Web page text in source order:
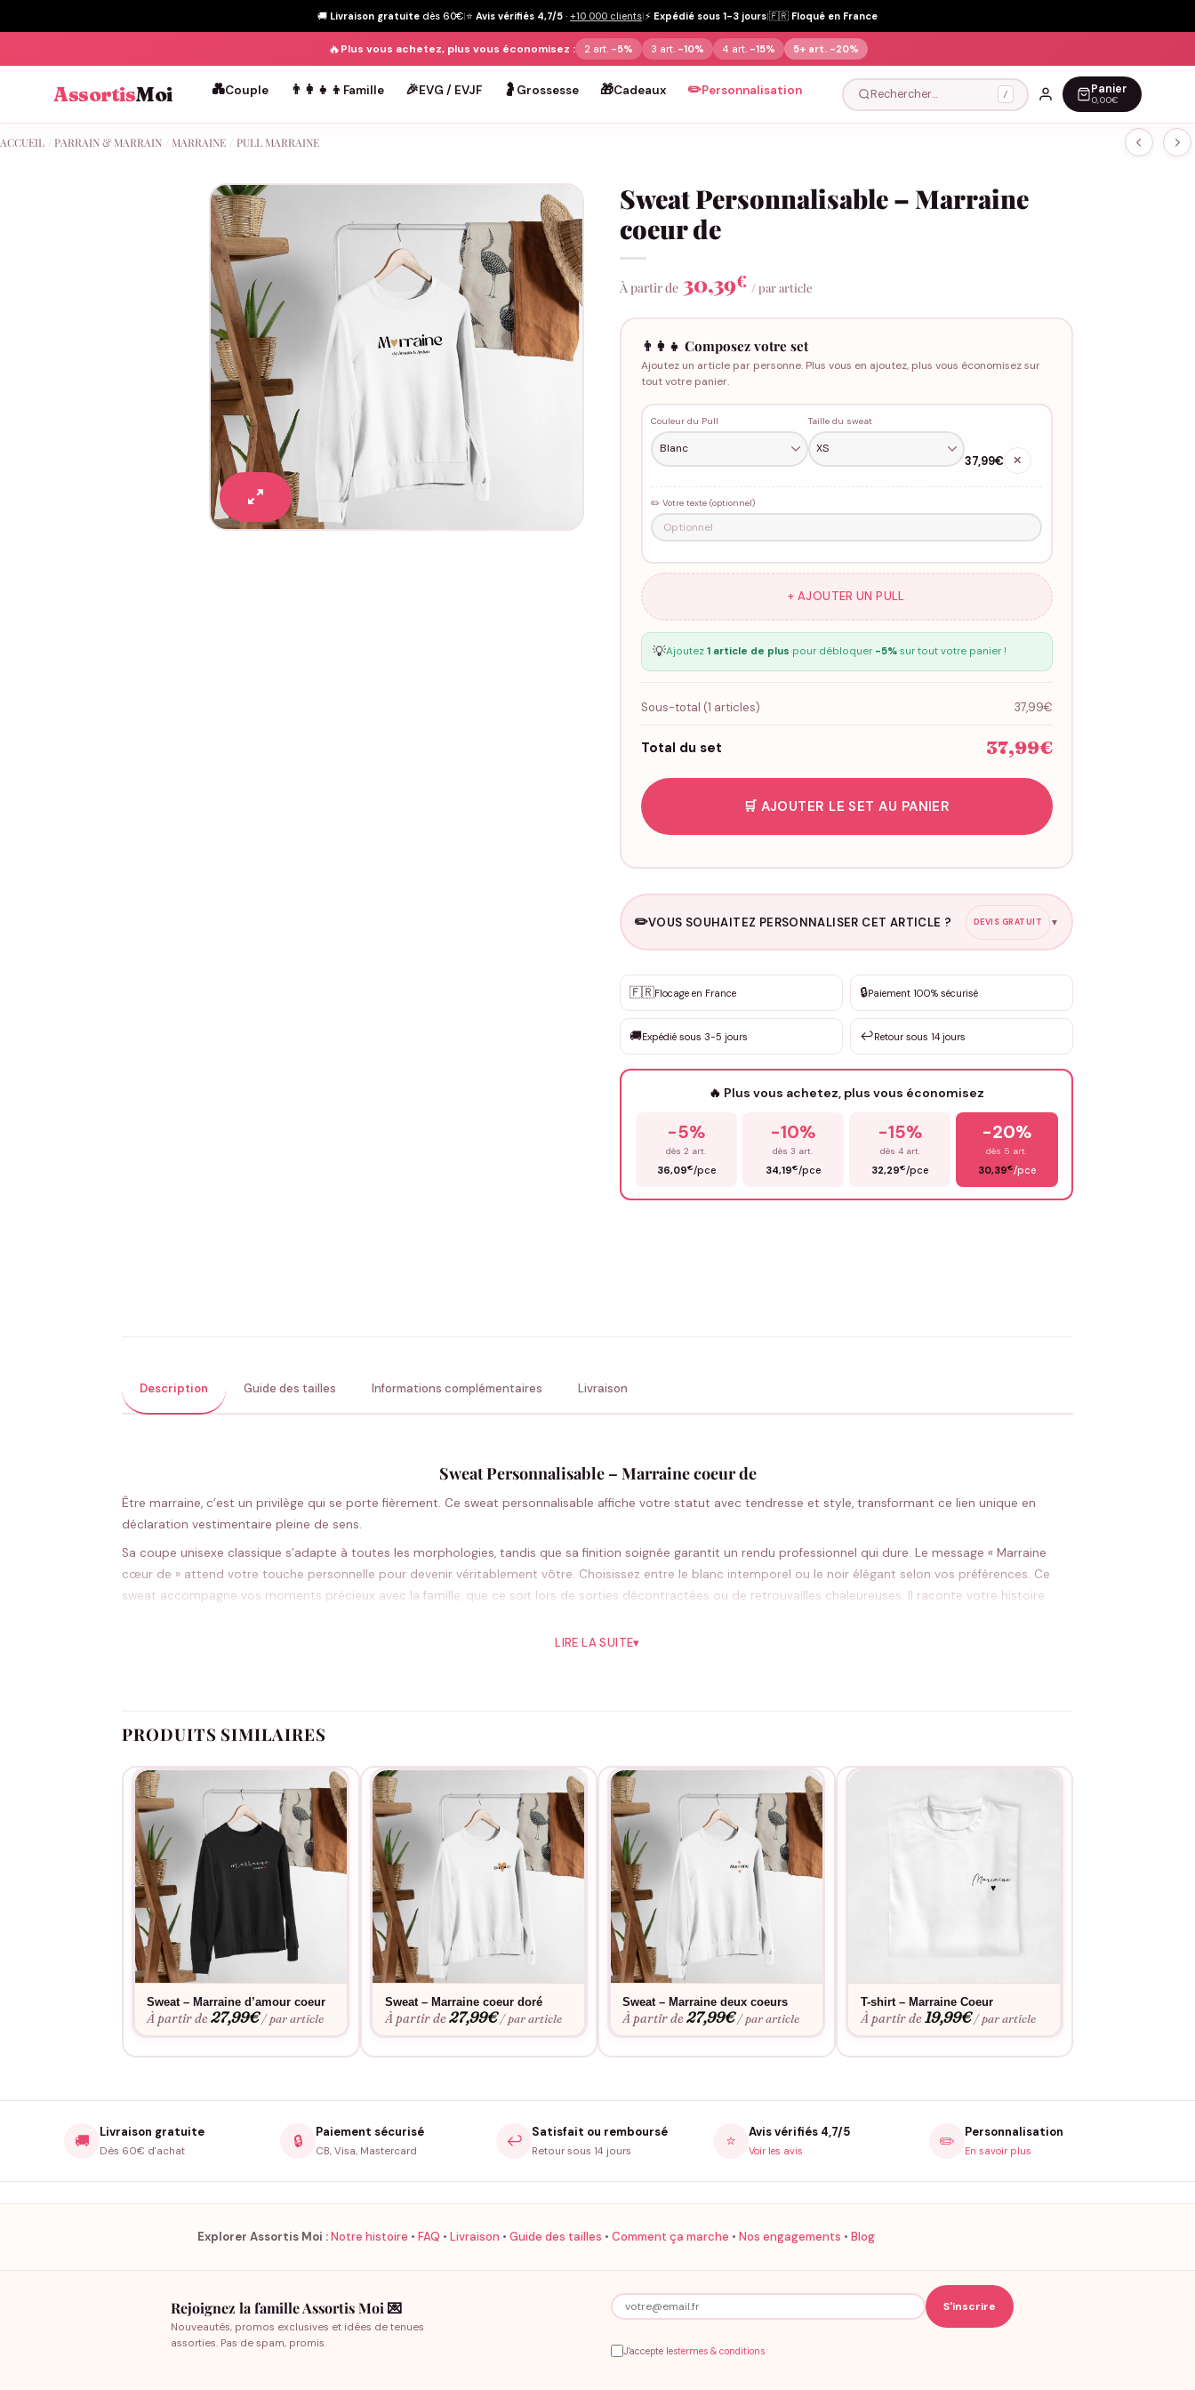
🚚 Livraison gratuite dès 60€|⭐ Avis vérifiés 4,7/5 · +10 000 clients|⚡ Expédié sous 1-3 jours|🇫🇷 Floqué en France
🔥Plus vous achetez, plus vous économisez : 2 art. -5% 3 art. -10% 4 art. -15% 5+ art. -20%
AssortisMoi 💑Couple 👨‍👩‍👧‍👦 Famille 🎉EVG / EVJF 🤰 Grossesse 🎁Cadeaux ✏️Personnalisation Rechercher… / Panier
0,00€
ACCUEIL PARRAIN & MARRAIN MARRAINE PULL MARRAINE
Sweat Personnalisable – Marraine
coeur de
À partir de 30,39€ / par article
👨‍👩‍👧 Composez votre set
Ajoutez un article par personne. Plus vous en ajoutez, plus vous économisez sur
tout votre panier.
Couleur du Pull Taille du sweat
37,99€ ✕
✏️ Votre texte (optionnel)
+ AJOUTER UN PULL
💡Ajoutez 1 article de plus pour débloquer -5%sur tout votre panier !
Sous-total (1 articles) 37,99€
Total du set 37,99€
🛒 AJOUTER LE SET AU PANIER
✏️VOUS SOUHAITEZ PERSONNALISER CET ARTICLE ? DEVIS GRATUIT ▼
✨ Personnalisation sur mesure
DEVIS GRATUIT · Personnalisation de 3 à 10€ selon la demande
Que souhaitez-vous ?
🇫🇷Flocage en France 🔒Paiement 100% sécurisé
🚚Expédié sous 3-5 jours ↩️Retour sous 14 jours
🔥 Plus vous achetez, plus vous économisez
-5%
dès 2 art.
36,09€/pce
-10%
dès 3 art.
34,19€/pce
-15%
dès 4 art.
32,29€/pce
-20%
dès 5 art.
30,39€/pce
Description Guide des tailles Informations complémentaires Livraison
Sweat Personnalisable – Marraine coeur de
Être marraine, c’est un privilège qui se porte fièrement. Ce sweat personnalisable affiche votre statut avec tendresse et style, transformant ce lien unique en
déclaration vestimentaire pleine de sens.
Sa coupe unisexe classique s’adapte à toutes les morphologies, tandis que sa finition soignée garantit un rendu professionnel qui dure. Le message « Marraine
cœur de » attend votre touche personnelle pour devenir véritablement vôtre. Choisissez entre le blanc intemporel ou le noir élégant selon vos préférences. Ce
sweat accompagne vos moments précieux avec la famille, que ce soit lors de sorties décontractées ou de retrouvailles chaleureuses. Il raconte votre histoire.
Qualité durable qui résiste aux lavages répétés
Message touchant qui célèbre votre rôle de marraine avec fierté
Idéal pour
Baptêmes, communions, sorties en famille, cadeaux de marraine, réunions familiales et tous ces moments où vous voulez afficher fièrement votre statut
particulier.
Bon à savoir
Consultez notreguide des taillespour choisir la coupe parfaite. Envie d’une touche personnelle ? Découvrez notreservice de personnalisation. La finition soignée
assure une longévité optimale, et l’entretien reste simple pour un usage régulier sans contraintes.
LIRE LA SUITE▾
PRODUITS SIMILAIRES
Sweat – Marraine d’amour coeur
À partir de27,99€ / par article
Sweat – Marraine coeur doré
À partir de27,99€ / par article
Sweat – Marraine deux coeurs
À partir de27,99€ / par article
T-shirt – Marraine Coeur
À partir de19,99€ / par article
🚚 Livraison gratuite
Dès 60€ d'achat
🔒 Paiement sécurisé
CB, Visa, Mastercard
↩️ Satisfait ou remboursé
Retour sous 14 jours
⭐ Avis vérifiés 4,7/5
Voir les avis ✏️ Personnalisation
En savoir plus
Explorer Assortis Moi :Notre histoire • FAQ • Livraison • Guide des tailles • Comment ça marche • Nos engagements • Blog
Rejoignez la famille Assortis Moi 💌
Nouveautés, promos exclusives et idées de tenues
assorties. Pas de spam, promis.
J'accepte lestermes & conditions